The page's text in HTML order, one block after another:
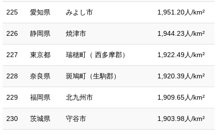
225 愛知県 みよし市 1,951.20人/km²
226 静岡県 焼津市 1,944.23人/km²
227 東京都 瑞穂町（ 西多摩郡） 1,922.49人/km²
228 奈良県 斑鳩町（生駒郡） 1,920.39人/km²
229 福岡県 北九州市 1,909.65人/km²
230 茨城県 守谷市 1,903.98人/km²